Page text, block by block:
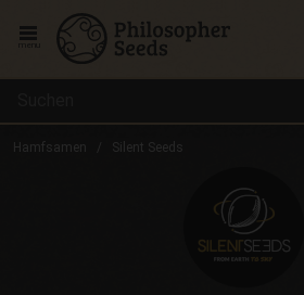
Hamfsamen Silent Seeds